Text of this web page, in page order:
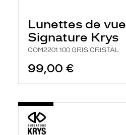
Lunettes de vue
Signature Krys
COM2201 100 GRIS CRISTAL
99,00 €